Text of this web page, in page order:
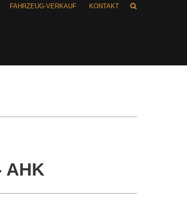
FAHRZEUG-VERKAUF KONTAKT
AHK